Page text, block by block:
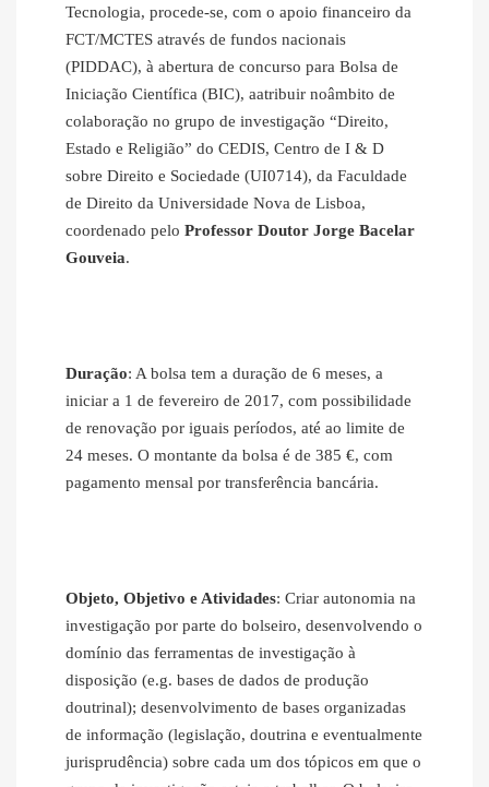
Tecnologia, procede-se, com o apoio financeiro da
FCT/MCTES através de fundos nacionais
(PIDDAC), à abertura de concurso para Bolsa de
Iniciação Científica (BIC), aatribuir noâmbito de
colaboração no grupo de investigação “Direito,
Estado e Religião” do CEDIS, Centro de I & D
sobre Direito e Sociedade (UI0714), da Faculdade
de Direito da Universidade Nova de Lisboa,
coordenado pelo Professor Doutor Jorge Bacelar
Gouveia.
Duração: A bolsa tem a duração de 6 meses, a
iniciar a 1 de fevereiro de 2017, com possibilidade
de renovação por iguais períodos, até ao limite de
24 meses. O montante da bolsa é de 385 €, com
pagamento mensal por transferência bancária.
Objeto, Objetivo e Atividades: Criar autonomia na
investigação por parte do bolseiro, desenvolvendo o
domínio das ferramentas de investigação à
disposição (e.g. bases de dados de produção
doutrinal); desenvolvimento de bases organizadas
de informação (legislação, doutrina e eventualmente
jurisprudência) sobre cada um dos tópicos em que o